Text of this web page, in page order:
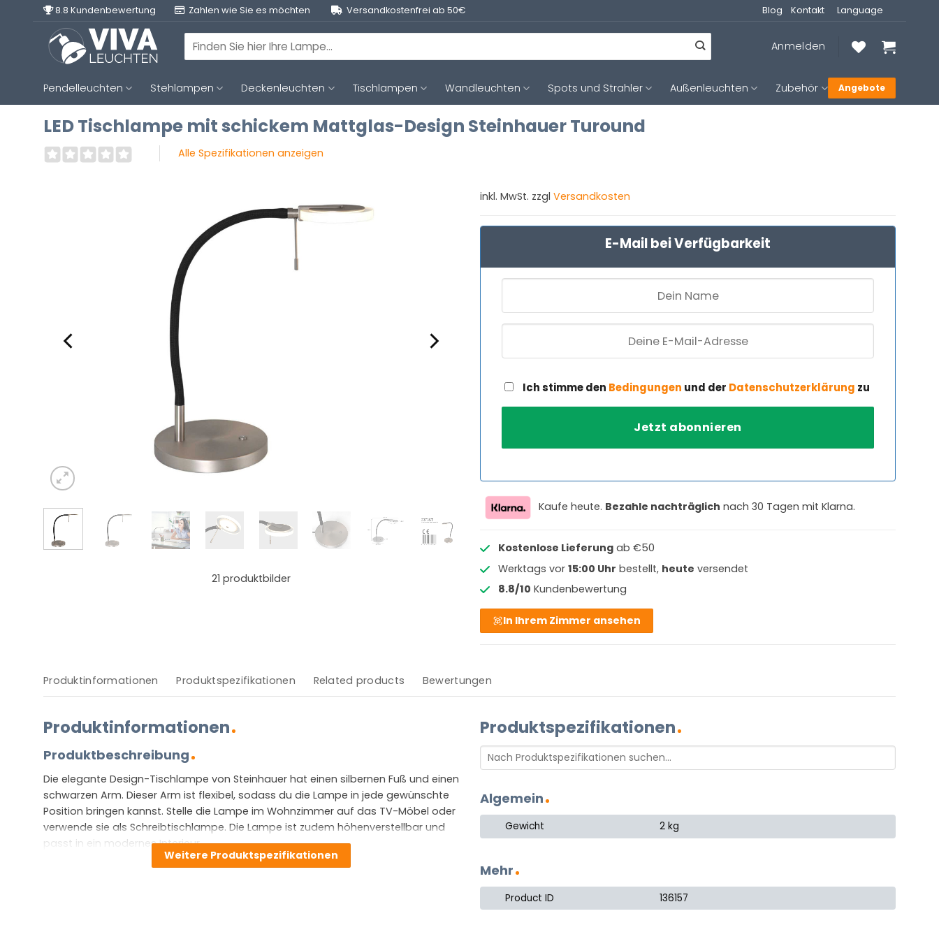
8.8 Kundenbewertung Zahlen wie Sie es möchten Versandkostenfrei ab 50€ Blog Kontakt Language
Suchen
nach:
Anmelden
Pendelleuchten Stehlampen Deckenleuchten Tischlampen Wandleuchten Spots und Strahler Außenleuchten Zubehör Angebote
LED Tischlampe mit schickem Mattglas-Design Steinhauer Turound
Alle Spezifikationen anzeigen
21 produktbilder
inkl. MwSt. zzgl Versandkosten
E-Mail bei Verfügbarkeit
Ich stimme den Bedingungen und der Datenschutzerklärung zu
Kaufe heute. Bezahle nachträglich nach 30 Tagen mit Klarna.
Kostenlose Lieferungab €50
Werktags vor 15:00 Uhr bestellt, heute versendet
8.8/10 Kundenbewertung
In Ihrem Zimmer ansehen
Produktinformationen Produktspezifikationen Related products Bewertungen
Produktinformationen
Produktbeschreibung
Die elegante Design-Tischlampe von Steinhauer hat einen silbernen Fuß und einen
schwarzen Arm. Dieser Arm ist flexibel, sodass du die Lampe in jede gewünschte
Position bringen kannst. Stelle die Lampe im Wohnzimmer auf das TV-Möbel oder
verwende sie als Schreibtischlampe. Die Lampe ist zudem höhenverstellbar und
passt in ein modernes Interieur.
Weitere Produktspezifikationen
Produktspezifikationen
Algemein
Gewicht 2 kg
Mehr
Product ID 136157